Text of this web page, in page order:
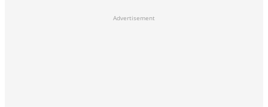
Advertisement